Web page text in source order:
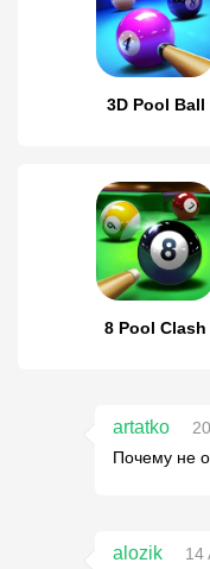
3D Pool Ball
8 Pool Clash
artatko
Почему не
alozik 14